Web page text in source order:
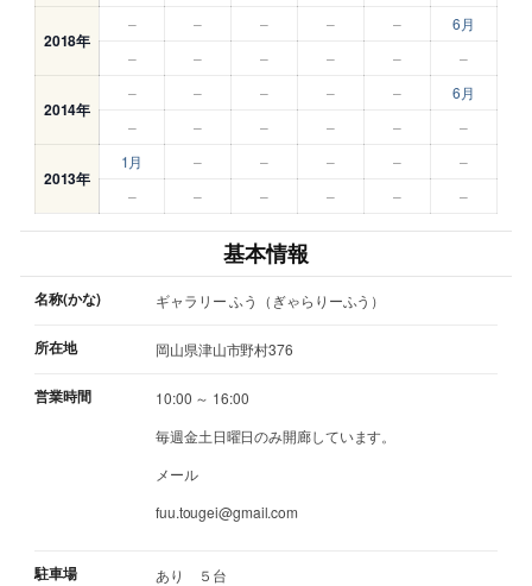
2018年
– – – – –
6月
–
– – – – –
2014年
– – – – –
6月
–
– – – – –
2013年
1月 – – – –
–
–
– – – – –
基本情報
名称(かな) ギャラリー ふう（ぎゃらりーふう）
所在地 岡山県津山市野村376
営業時間
10:00 ～ 16:00
毎週金土日曜日のみ開廊しています。
メール
fuu.tougei@gmail.com
駐車場 あり ５台